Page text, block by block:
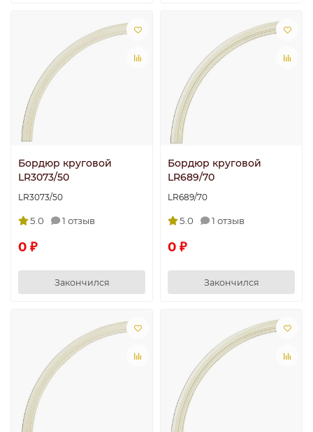
Бордюр круговой
LR3073/50
LR3073/50
5.0 1 отзыв
0 ₽
Закончился
Бордюр круговой
LR689/70
LR689/70
5.0 1 отзыв
0 ₽
Закончился